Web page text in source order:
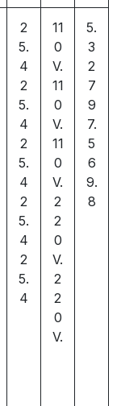
2
5.
4
2
5.
4
2
5.
4
2
5.
4
2
5.
4
11
0
V.
11
0
V.
11
0
V.
2
2
0
V.
2
2
0
V.
5.
3
2
7
9
7.
5
6
9.
8